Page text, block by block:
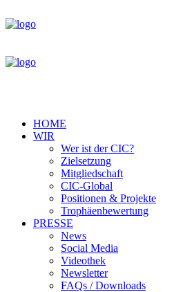
HOME
WIR
Wer ist der CIC?
Zielsetzung
Mitgliedschaft
CIC-Global
Positionen & Projekte
Trophäenbewertung
PRESSE
News
Social Media
Videothek
Newsletter
FAQs / Downloads